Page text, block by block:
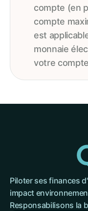
compte (en
compte
est
monnaie
votre
Piloter ses finances
impact
Responsabilisons la